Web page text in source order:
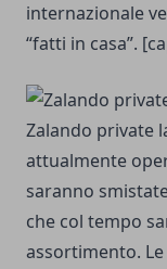
internazionale
“fatti in casa”.
Zalando private
attualmente
saranno
che col tempo
assortimento.